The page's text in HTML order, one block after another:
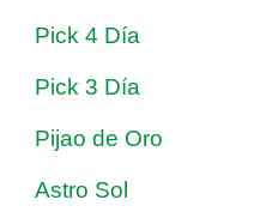
Pick 4 Día
Pick 3 Día
Pijao de Oro
Astro Sol